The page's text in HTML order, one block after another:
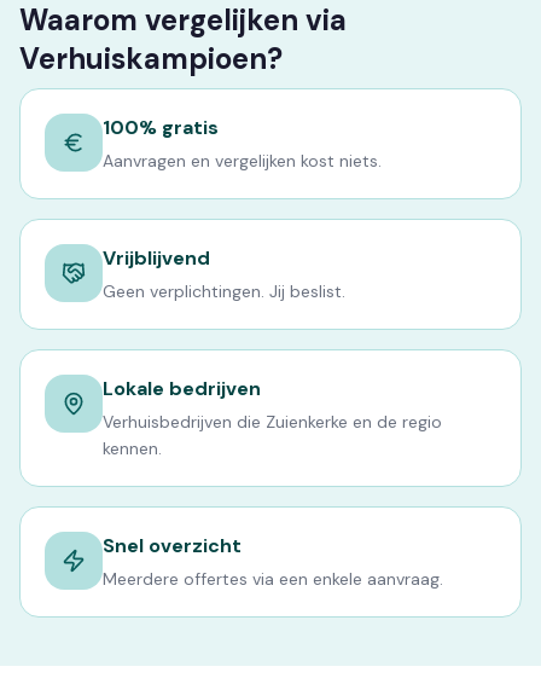
Waarom vergelijken via
Verhuiskampioen?
100% gratis
Aanvragen en vergelijken kost niets.
Vrijblijvend
Geen verplichtingen. Jij beslist.
Lokale bedrijven
Verhuisbedrijven die Zuienkerke en de regio
kennen.
Snel overzicht
Meerdere offertes via een enkele aanvraag.